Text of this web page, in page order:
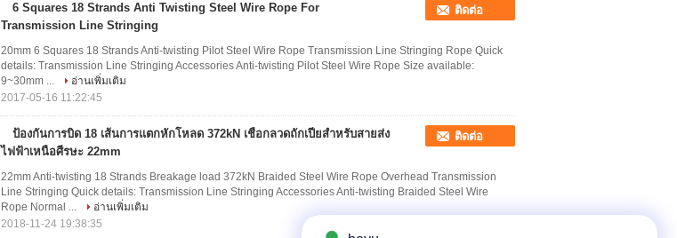
6 Squares 18 Strands Anti Twisting Steel Wire Rope For
Transmission Line Stringing
ติดต่อ
20mm 6 Squares 18 Strands Anti-twisting Pilot Steel Wire Rope Transmission Line Stringing Rope Quick
details: Transmission Line Stringing Accessories Anti-twisting Pilot Steel Wire Rope Size available:
9~30mm ...
อ่านเพิ่มเติม
2017-05-16 11:22:45
ป้องกันการบิด 18 เส้นการแตกหักโหลด 372kN เชือกลวดถักเปียสำหรับสายส่ง
ไฟฟ้าเหนือศีรษะ 22mm
ติดต่อ
22mm Anti-twisting 18 Strands Breakage load 372kN Braided Steel Wire Rope Overhead Transmission
Line Stringing Quick details: Transmission Line Stringing Accessories Anti-twisting Braided Steel Wire
Rope Normal ...
อ่านเพิ่มเติม
2018-11-24 19:38:35